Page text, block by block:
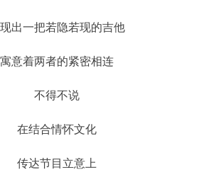
出一把若隐若现的吉他
寓意着两者的紧密相连
不得不说
在结合情怀文化
传达节目立意上